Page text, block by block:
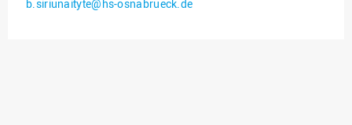
b.siriunaityte@hs-osnabrueck.de